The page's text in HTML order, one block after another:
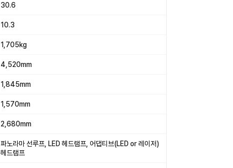
30.6
10.3
1,705kg
4,520mm
1,845mm
1,570mm
2,680mm
파노라마 선루프, LED 헤드램프, 어댑티브(LED or 레이저)
헤드램프